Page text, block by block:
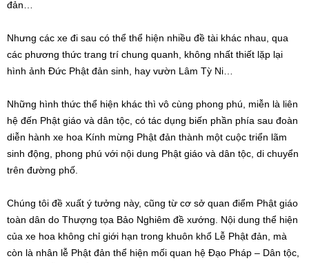
đản…
Nhưng các xe đi sau có thể thể hiện nhiều đề tài khác nhau, qua
các phương thức trang trí chung quanh, không nhất thiết lặp lại
hình ảnh Đức Phật đản sinh, hay vườn Lâm Tỳ Ni…
Những hình thức thể hiện khác thì vô cùng phong phú, miễn là liên
hệ đến Phật giáo và dân tộc, có tác dụng biến phần phía sau đoàn
diễn hành xe hoa Kính mừng Phật đản thành một cuộc triển lãm
sinh động, phong phú với nội dung Phật giáo và dân tộc, di chuyển
trên đường phố.
Chúng tôi đề xuất ý tưởng này, cũng từ cơ sở quan điểm Phật giáo
toàn dân do Thượng tọa Bảo Nghiêm đề xướng. Nội dung thể hiện
của xe hoa không chỉ giới hạn trong khuôn khổ Lễ Phật đản, mà
còn là nhân lễ Phật đản thể hiện mối quan hệ Đạo Pháp – Dân tộc,